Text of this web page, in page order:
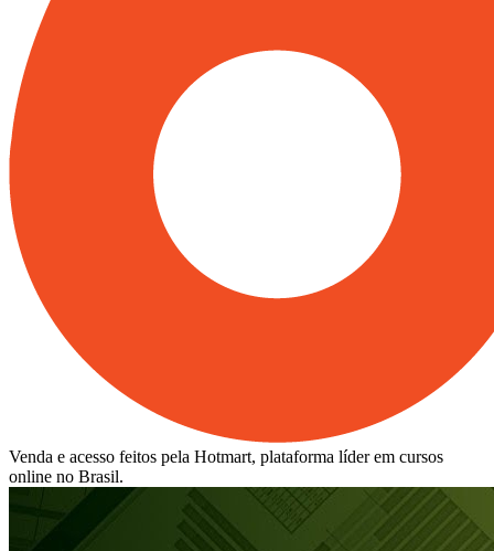
Venda e acesso feitos pela Hotmart, plataforma líder em cursos
online no Brasil.